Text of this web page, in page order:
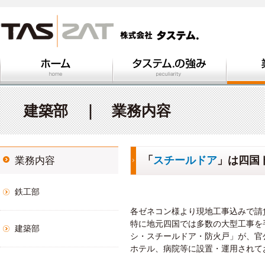
鉄工部
建築部
部品製
納入実
建築部 ｜ 業務内容
「 スチールドア 」は四国
各ゼネコン様より現地工事込みで
特に地元四国では多数の大型工事
シ・スチールドア・防火戸」が、
ホテル、病院等に設置・運用され
業務内容
鉄工部
建築部